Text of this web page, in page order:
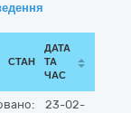
СТАН
ДАТА
ТА
ЧАС
23-02-